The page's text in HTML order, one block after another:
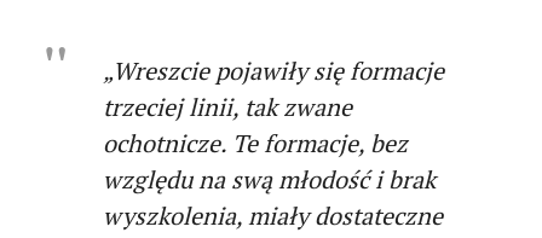
„Wreszcie pojawiły się formacje
trzeciej linii, tak zwane
ochotnicze. Te formacje, bez
względu na swą młodość i brak
wyszkolenia, miały dostateczne